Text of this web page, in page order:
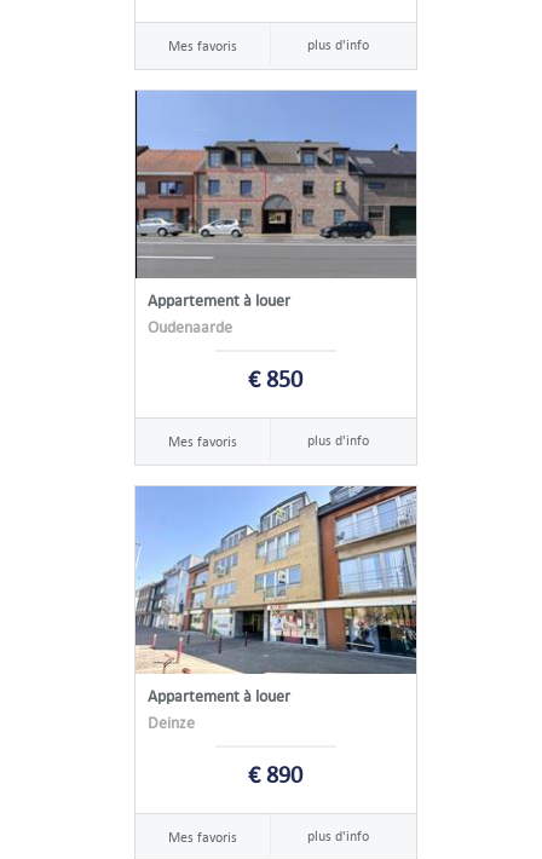
Mes favoris plus d'info
Appartement à louer
Oudenaarde
€ 850
Mes favoris plus d'info
Appartement à louer
Deinze
€ 890
Mes favoris plus d'info